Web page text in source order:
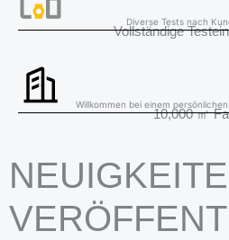
Vollständige
Diverse Tests nach
10,000 ㎡
Willkommen bei einem